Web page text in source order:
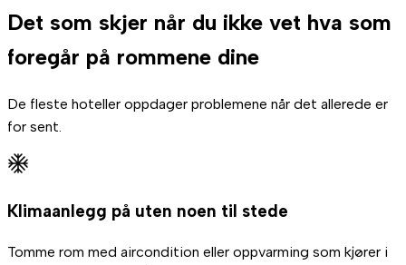
Det som skjer når du ikke vet hva som
foregår på rommene dine
De fleste hoteller oppdager problemene når det allerede er
for sent.
Klimaanlegg på uten noen til stede
Tomme rom med aircondition eller oppvarming som kjører i